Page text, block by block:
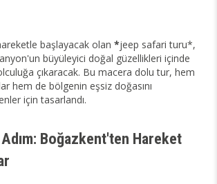
başlayacak olan *jeep safari turu*,
büyüleyici doğal güzellikleri içinde
çıkaracak. Bu macera dolu tur, hem
hem de bölgenin eşsiz doğasını
için tasarlandı.
Boğazkent'ten Hareket